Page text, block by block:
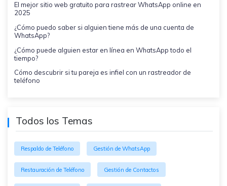
El mejor sitio web gratuito para rastrear WhatsApp online en
2025
¿Cómo puedo saber si alguien tiene más de una cuenta de
WhatsApp?
¿Cómo puede alguien estar en línea en WhatsApp todo el
tiempo?
Cómo descubrir si tu pareja es infiel con un rastreador de
teléfono
Todos los Temas
Respaldo de Teléfono Gestión de WhatsApp
Restauración de Teléfono Gestión de Contactos